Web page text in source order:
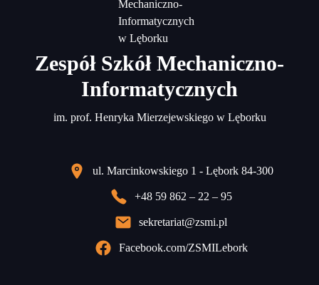
Zespół Szkół Mechaniczno-
Informatycznych
im. prof. Henryka Mierzejewskiego w Lęborku
ul. Marcinkowskiego 1 - Lębork 84-300
+48 59 862 – 22 – 95
sekretariat@zsmi.pl
Facebook.com/ZSMILebork